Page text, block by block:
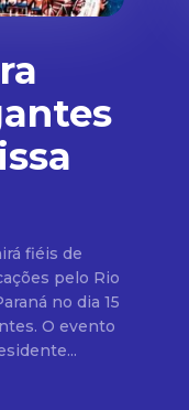
fiéis de
pelo Rio
O evento